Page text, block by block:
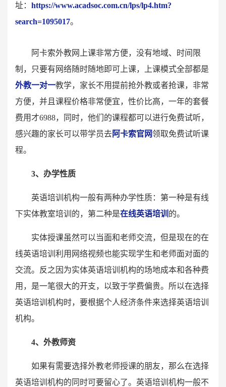
址： https://www.acadsoc.com.cn/lps/lp4.htm?
search=1095017。
阿卡索外教网上课非常方便，没有地域、时间限
制，只要有网络随时随地即可上课，上课模式全部都是
外教一对一教学，家长不用提前抢外教或者抢课，非常
方便，并且课程价格非常便宜，性价比高，一年的套餐
费用才6988，同时，他们的课程都可以进行免费试听，
感兴趣的家长可以带学员去阿卡索官网领取免费试听课
程。
3、办学性质
英语培训机构一般有两种办学性质：第一种是有线
下实体教室培训的，第二种是在线英语培训 的。
实体授课虽然可以当面和老师交流，但是现在的在
线英语培训利用网络视频也能实现学生和老师面对面的
交流。反之因为实体英语培训机构的场地成本和各种费
用，是一笔很大的开支，以致于学费偏贵。所以在选择
英语培训机构时，要根据个人经济条件来选择英语培训
机构。
4、外教师资
如果有需要选择外教老师授课的朋友，那么在选择
英语培训机构的同时可要留心了。英语培训机构一般不